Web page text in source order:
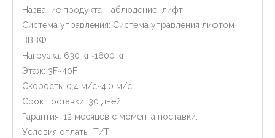
Название продукта: наблюдение лифт
Система управления: Система управления лифтом
ВВВФ
Нагрузка: 630 кг~1600 кг
Этаж: 3F~40F
Скорость: 0,4 м/с~4,0 м/с.
Срок поставки: 30 дней.
Гарантия: 12 месяцев с момента поставки.
Условия оплаты: Т/Т